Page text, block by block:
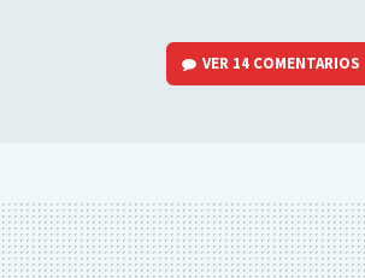
VER 14 COMENTARIOS